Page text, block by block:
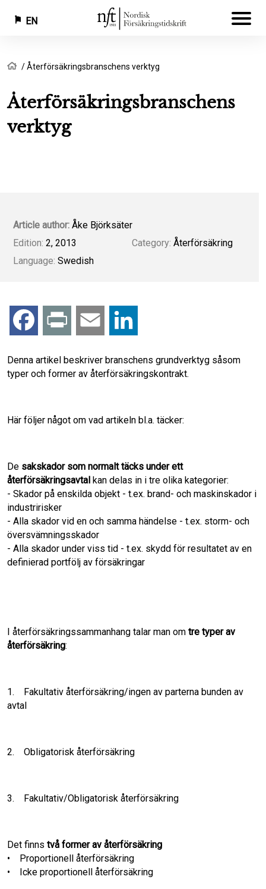
Skip
main
content
EN
Breadcrumb
Home
Återförsäkringsbranschens verktyg
Återförsäkringsbranschens
verktyg
Article author: Åke Björksäter
Edition: 2, 2013
Language: Swedish
Category: Återförsäkring
c
o
o
k
i a n
d
I
n
Denna artikel beskriver branschens grundverktyg såsom
typer och former av återförsäkringskontrakt.
Här följer något om vad artikeln bl.a. täcker:
De sakskador som normalt täcks under ett
återförsäkringsavtal kan delas in i tre olika kategorier:
- Skador på enskilda objekt - t.ex. brand- och maskinskador i
industririsker
- Alla skador vid en och samma händelse - t.ex. storm- och
översvämningsskador
- Alla skador under viss tid - t.ex. skydd för resultatet av en
definierad portfölj av försäkringar
I återförsäkringssammanhang talar man om tre typer av
återförsäkring:
1. Fakultativ återförsäkring/ingen av parterna bunden av
avtal
2. Obligatorisk återförsäkring
3. Fakultativ/Obligatorisk återförsäkring
Det finns två former av återförsäkring
• Proportionell återförsäkring
• Icke proportionell återförsäkring